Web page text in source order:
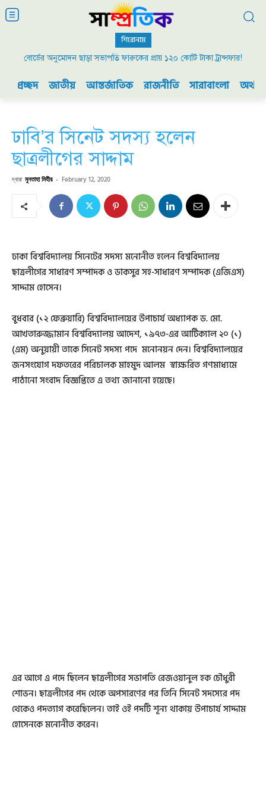
শিরোনাম
বোর্ডের অনুমোদন ছাড়া সভাপতি ফারুকের প্রায় ১২০ কোটি টাকা ট্রান্সফার!
প্রচ্ছদ জাতীয় আন্তর্জাতিক রাজনীতি সারাবাংলা
ঢাবি’র সিনেট সদস্য হলেন
ছাত্রলীগের সাদ্দাম
দ্বারা মুনতাহা মিহীর - February 12, 2020
ঢাকা বিশ্ববিদ্যালয় সিনেটের সদস্য মনোনীত হলেন বিশ্ববিদ্যালয়
ছাত্রলীগের সাধারণ সম্পাদক ও ডাকসুর সহ-সাধারণ সম্পাদক (এজিএস)
সাদ্দাম হোসেন।
বুধবার (১২ ফেব্রুয়ারি) বিশ্ববিদ্যালয়ের উপাচার্য অধ্যাপক ড. মো.
আখতারুজ্জামান বিশ্ববিদ্যালয় আদেশ, ১৯৭৩-এর আর্টিক্যাল ২০ (১)
(এম) অনুয়ায়ী তাকে সিনেট সদস্য পদে মনোনয়ন দেন। বিশ্ববিদ্যালয়ের
জনসংযোগ দফতরের পরিচালক মাহমুদ আলম স্বাক্ষরিত গণমাধ্যমে
পাঠানো সংবাদ বিজ্ঞপ্তিতে এ তথ্য জানানো হয়েছে।
এর আগে এ পদে ছিলেন ছাত্রলীগের সভাপতি রেজওয়ানুল হক চৌধুরী
শোভন। ছাত্রলীগের পদ থেকে অপসারণের পর তিনি সিনেট সদস্যের পদ
থেকেও পদত্যাগ করেছিলেন। তাই ওই পদটি শূন্য থাকায় উপাচার্য সাদ্দাম
হোসেনকে মনোনীত করেন।